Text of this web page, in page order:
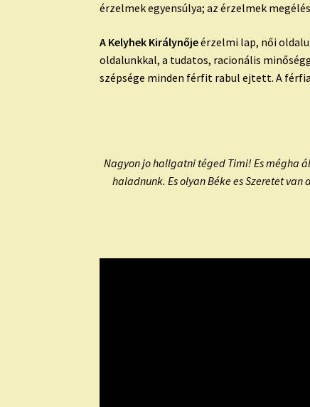
érzelmek egyensúlya; az érzelmek
A Kelyhek Királynőjeérzelmi lap, női
oldalunkkal, a tudatos, racionális
szépsége minden férfit rabul ejtett. A
Nagyon jo hallgatni téged Timi! Es mégha
haladnunk. Es olyan Béke es Szeretet